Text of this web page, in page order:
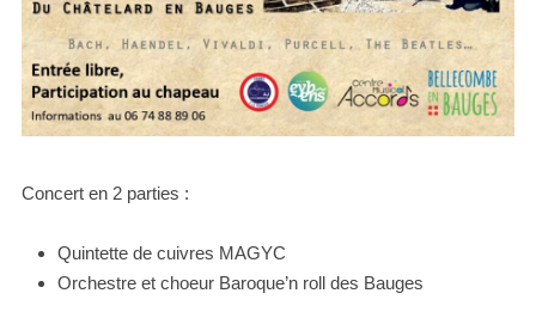
Concert en 2 parties :
Quintette de cuivres MAGYC
Orchestre et choeur Baroque’n roll des Bauges